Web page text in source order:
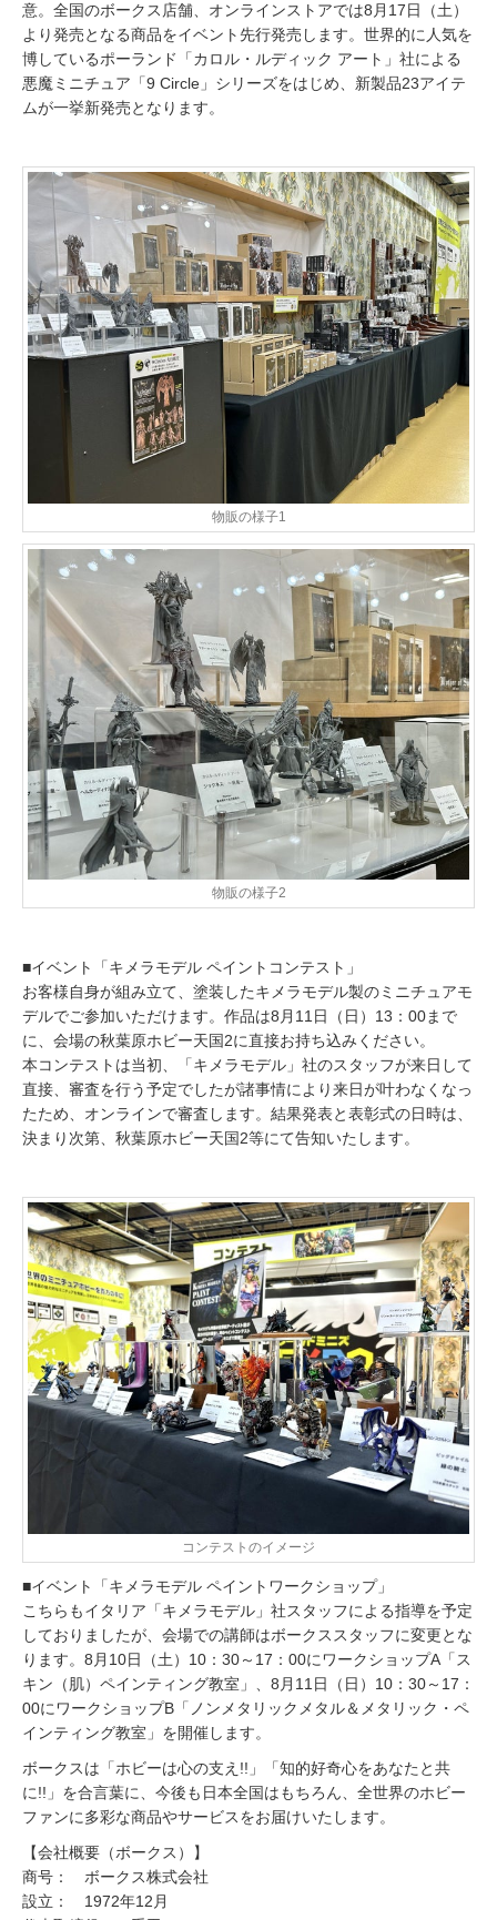
意。全国のボークス店舗、オンラインストアでは8月17日（土）
より発売となる商品をイベント先行発売します。世界的に人気を
博しているポーランド「カロル・ルディック アート」社による
悪魔ミニチュア「9 Circle」シリーズをはじめ、新製品23アイテ
ムが一挙新発売となります。
物販の様子1
物販の様子2
■イベント「キメラモデル ペイントコンテスト」
お客様自身が組み立て、塗装したキメラモデル製のミニチュアモ
デルでご参加いただけます。作品は8月11日（日）13：00まで
に、会場の秋葉原ホビー天国2に直接お持ち込みください。
本コンテストは当初、「キメラモデル」社のスタッフが来日して
直接、審査を行う予定でしたが諸事情により来日が叶わなくなっ
たため、オンラインで審査します。結果発表と表彰式の日時は、
決まり次第、秋葉原ホビー天国2等にて告知いたします。
コンテストのイメージ
■イベント「キメラモデル ペイントワークショップ」
こちらもイタリア「キメラモデル」社スタッフによる指導を予定
しておりましたが、会場での講師はボークススタッフに変更とな
ります。8月10日（土）10：30～17：00にワークショップA「ス
キン（肌）ペインティング教室」、8月11日（日）10：30～17：
00にワークショップB「ノンメタリックメタル＆メタリック・ペ
インティング教室」を開催します。
ボークスは「ホビーは心の支え!!」「知的好奇心をあなたと共
に!!」を合言葉に、今後も日本全国はもちろん、全世界のホビー
ファンに多彩な商品やサービスをお届けいたします。
【会社概要（ボークス）】
商号： ボークス株式会社
設立： 1972年12月